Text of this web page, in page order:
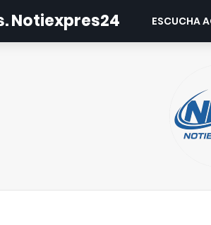
Notiexpres24 ESCUCHA